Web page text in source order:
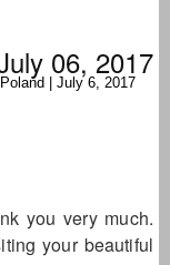
06, 2017
| July 6, 2017
you very much.
your beautiful